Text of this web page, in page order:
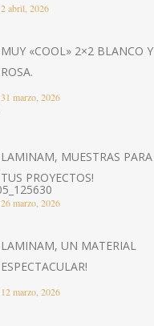
2 abril, 2026
MUY «COOL» 2×2 BLANCO Y
ROSA.
31 marzo, 2026
LAMINAM, MUESTRAS PARA
TUS PROYECTOS!
26 marzo, 2026
LAMINAM, UN MATERIAL
ESPECTACULAR!
12 marzo, 2026